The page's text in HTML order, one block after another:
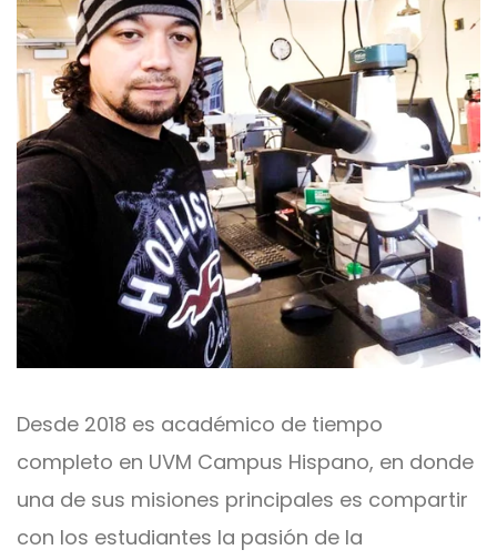
Desde 2018 es académico de tiempo
completo en UVM Campus Hispano, en donde
una de sus misiones principales es compartir
con los estudiantes la pasión de la